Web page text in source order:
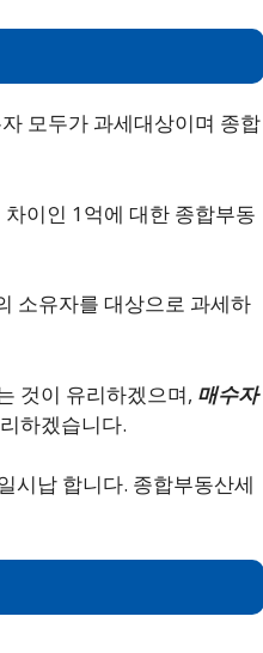
모두가 과세대상이며 종합
이인 1억에 대한 종합부동
소유자를 대상으로 과세하
것이 유리하겠으며, 매수자
하겠습니다.
시납 합니다. 종합부동산세